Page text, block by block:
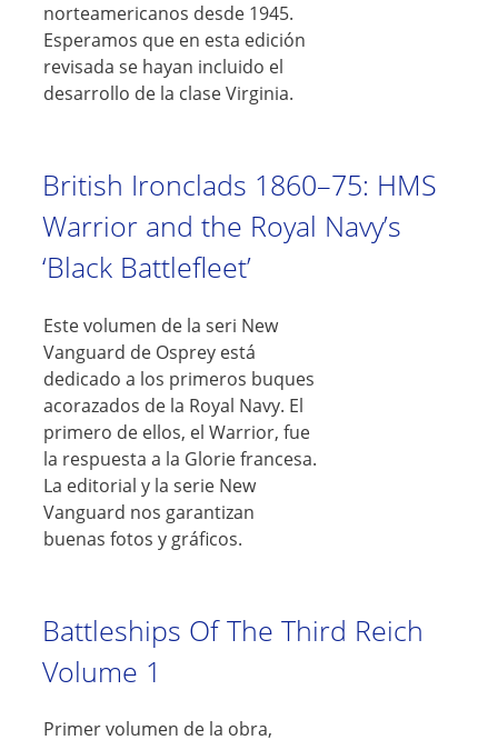
norteamericanos desde 1945.
Esperamos que en esta edición
revisada se hayan incluido el
desarrollo de la clase Virginia.
British Ironclads 1860–75: HMS
Warrior and the Royal Navy’s
‘Black Battlefleet’
Este volumen de la seri New
Vanguard de Osprey está
dedicado a los primeros buques
acorazados de la Royal Navy. El
primero de ellos, el Warrior, fue
la respuesta a la Glorie francesa.
La editorial y la serie New
Vanguard nos garantizan
buenas fotos y gráficos.
Battleships Of The Third Reich
Volume 1
Primer volumen de la obra,